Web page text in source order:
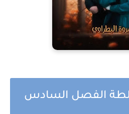
الفصل السادس